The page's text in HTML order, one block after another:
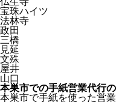
宝珠ハイツ
法林寺
政田
三橋
見延
文殊
屋井
山口
本巣市での手紙営業代行
本巣市で手紙を使った営